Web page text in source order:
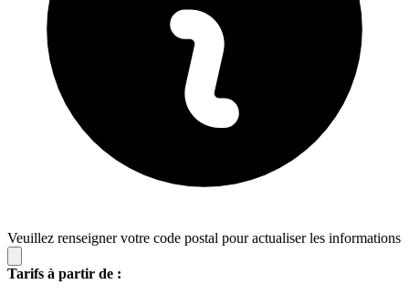
Veuillez renseigner votre code postal pour actualiser les informations
Tarifs à partir de :